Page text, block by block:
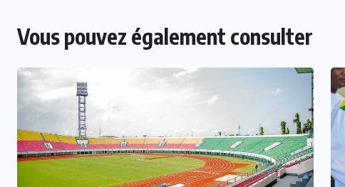
Vous pouvez également consulter